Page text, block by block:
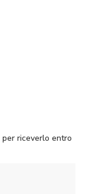
per riceverlo entro